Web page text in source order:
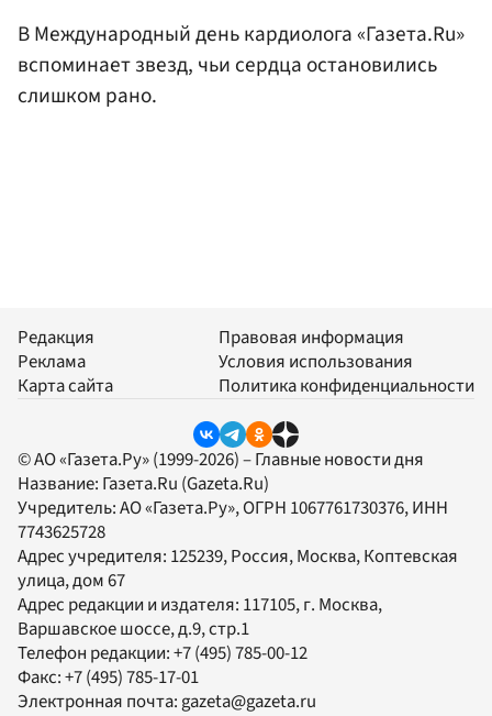
В Международный день кардиолога «Газета.Ru»
вспоминает звезд, чьи сердца остановились
слишком рано.
Редакция
Реклама
Карта сайта
Правовая информация
Условия использования
Политика конфиденциальности
© АО «Газета.Ру» (1999-2026) – Главные новости дня
Название: Газета.Ru (Gazeta.Ru)
Учредитель:АО «Газета.Ру», ОГРН 1067761730376, ИНН
7743625728
Адрес учредителя: 125239, Россия, Москва, Коптевская
улица, дом 67
Адрес редакции и издателя: 117105, г. Москва,
Варшавское шоссе, д.9, стр.1
Телефон редакции:+7 (495) 785-00-12
Факс:+7 (495) 785-17-01
Электронная почта: gazeta@gazeta.ru